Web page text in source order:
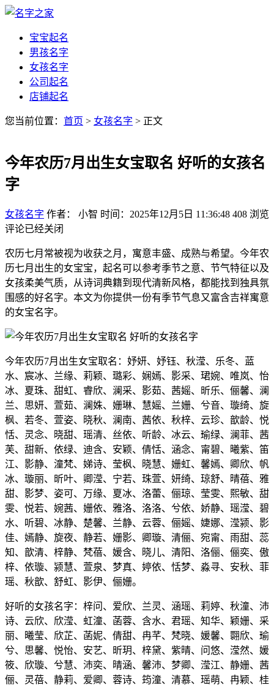
宝宝起名
男孩名字
女孩名字
公司起名
店铺起名
您当前位置： 首页 > 女孩名字 > 正文
今年农历7月出生女宝取名 好听的女孩名
字
女孩名字 作者： 小智 时间：2025年12月5日 11:36:48 408 浏览
评论已经关闭
农历七月常被视为收获之月，寓意丰盛、成熟与希望。今年农
历七月出生的女宝宝，起名可以参考季节之意、节气特征以及
女孩柔美气质，从诗词典籍到现代清新风格，都能找到独具氛
围感的好名字。本文为你提供一份有季节气息又富含吉祥寓意
的女宝名字。
今年农历7月出生女宝取名：妤妍、妤钰、秋滢、乐冬、蓝
水、宸冰、兰缘、莉颖、璐彩、娴嫣、影采、珺婉、唯岚、怡
冰、夏珠、甜虹、睿欣、澜采、影茹、茜媱、昕乐、俪馨、澜
兰、思妍、萱茹、澜姝、姗琳、慧媱、兰姗、兮音、璇绮、旋
枫、若冬、萱姿、晓秋、澜南、茜依、秋梓、云珍、歆龄、悦
恬、灵念、晓甜、瑶清、丝依、听龄、冰云、瑜绿、澜菲、茜
芙、甜新、依绿、迪含、安颖、倩恬、涵念、甯碧、曦紫、笛
江、影静、潼梵、娣诗、莹枫、晓慧、姗虹、馨嫣、卿欣、帆
冰、璇丽、昕叶、卿滢、宁若、珠萱、妍绮、琼舒、晴蓓、雅
甜、影梦、姿可、万缘、夏冰、洛蕾、俪琼、莹雯、熙敏、甜
雯、悦若、婉茜、姗依、雅洛、洛洛、兮依、娇静、瑶滢、碧
水、听碧、冰静、楚馨、兰静、云蓉、俪媱、婕娜、滢颍、影
佳、嫣静、旋夜、静若、姗影、卿璇、清俪、宛甯、雨甜、蕊
知、歆清、梓静、梵蓓、媛含、晓儿、清阳、洛俪、俪奕、傲
梓、依璇、颍慧、萱泉、梦真、婷依、恬梦、淼寻、安秋、菲
瑶、秋歆、舒虹、影伊、俪姗。
好听的女孩名字：梓问、爱欣、兰灵、涵瑶、莉婷、秋潼、沛
诗、云欣、欣滢、虹潼、菡蓉、含水、君瑶、知华、颖姗、采
丽、曦莹、欣芷、菡妮、倩甜、冉芊、梵晓、媛馨、翾欣、瑜
兮、思馨、悦怡、安艺、昕玥、梓黛、紫晴、问悠、滢然、媛
筱、欣璇、兮慧、沛奕、晴涵、馨沛、梦卿、滢江、静姗、茜
俪、灵蓓、静莉、爱卿、蓉诗、筠潼、清慕、瑶萌、冉颖、桂